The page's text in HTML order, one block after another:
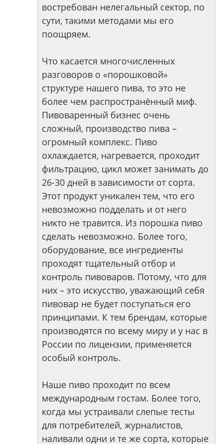
востребован нелегальный сектор, по
сути, такими методами мы его
поощряем.
Что касается многочисленных
разговоров о «порошковой»
структуре нашего пива, то это не
более чем распространённый миф.
Пивоваренный бизнес очень
сложный, производство пива –
огромный комплекс. Пиво
охлаждается, нагревается, проходит
фильтрацию, цикл может занимать до
26-30 дней в зависимости от сорта.
Этот продукт уникален тем, что его
невозможно подделать и от него
никто не травится. Из порошка пиво
сделать невозможно. Более того,
оборудование, все ингредиенты
проходят тщательный отбор и
контроль пивоваров. Потому, что для
них – это искусство, уважающий себя
пивовар не будет поступаться его
принципами. К тем брендам, которые
производятся по всему миру и у нас в
России по лицензии, применяется
особый контроль.
Наше пиво проходит по всем
международным гостам. Более того,
когда мы устраивали слепые тесты
для потребителей, журналистов,
наливали одни и те же сорта, которые